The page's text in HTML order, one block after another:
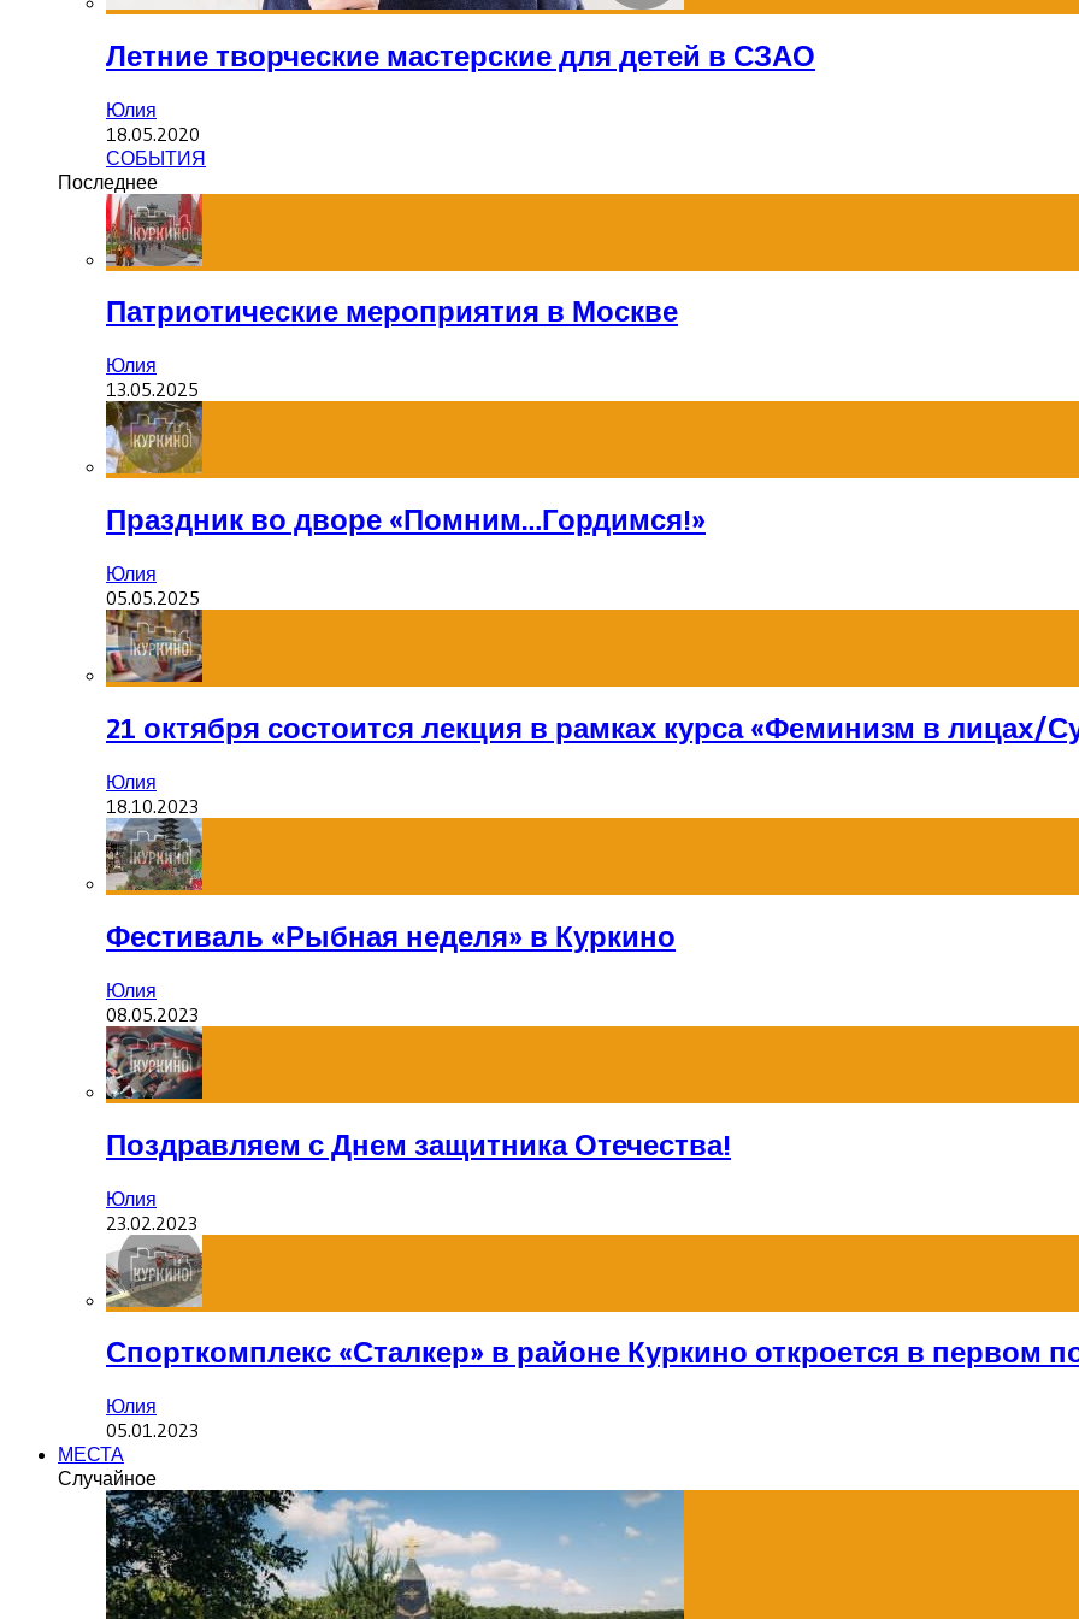
Летние творческие мастерские для детей в СЗАО
Юлия
18.05.2020
СОБЫТИЯ
Последнее
Патриотические мероприятия в Москве
Юлия
13.05.2025
Праздник во дворе «Помним…Гордимся!»
Юлия
05.05.2025
21 октября состоится лекция в рамках курса «Феминизм в лицах/
Юлия
18.10.2023
Фестиваль «Рыбная неделя» в Куркино
Юлия
08.05.2023
Поздравляем с Днем защитника Отечества!
Юлия
23.02.2023
Спорткомплекс «Сталкер» в районе Куркино откроется в первом
Юлия
05.01.2023
МЕСТА
Случайное